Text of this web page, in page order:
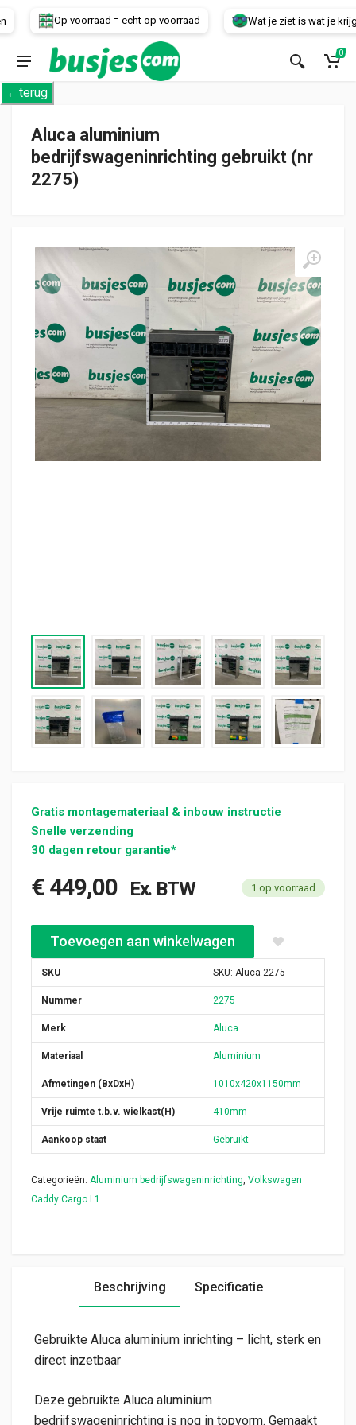
Op voorraad = echt op voorraad Wat je ziet is wat je krijgt!
Voertuig
0
←terug
Aluca aluminium
bedrijfswageninrichting gebruikt (nr
2275)
Gratis montagemateriaal & inbouw instructie
Snelle verzending
30 dagen retour garantie*
€449,00 Ex. BTW 1 op voorraad
Aluca aluminium bedrijfswageninrichting gebruikt (nr 2275)
Toevoegen aan winkelwagen
SKU SKU: Aluca-2275
Nummer 2275
Merk Aluca
Materiaal Aluminium
Afmetingen (BxDxH) 1010x420x1150mm
Vrije ruimte t.b.v. wielkast(H) 410mm
Aankoop staat Gebruikt
Categorieën: Aluminium bedrijfswageninrichting, Volkswagen
Caddy Cargo L1
Beschrijving Specificatie
Gebruikte Aluca aluminium inrichting – licht, sterk en
direct inzetbaar
Deze gebruikte Aluca aluminium
bedrijfswageninrichting is nog in topvorm. Gemaakt